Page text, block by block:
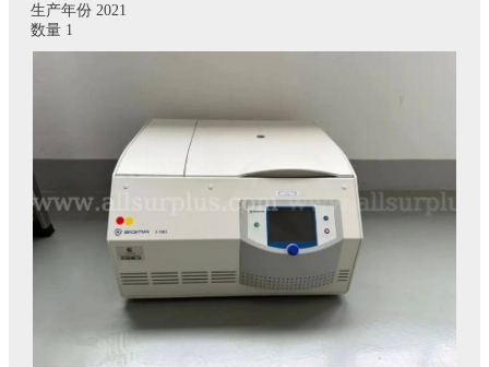
生产年份 2021
数量 1